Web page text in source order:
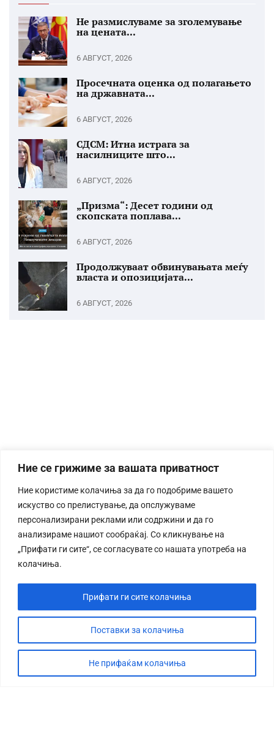
Ние се грижиме за вашата приватност
Ние користиме колачиња за да го подобриме вашето
искуство со прелистување, да опслужуваме
персонализирани реклами или содржини и да го
анализираме нашиот сообраќај. Со кликнување на
„Прифати ги сите“, се согласувате со нашата употреба на
колачиња.
Поставки за колачиња
Не прифаќам колачиња
Прифати ги сите колачиња
Не размислуваме за зголемување
на цената...
6 АВГУСТ, 2026
Просечната оценка од полагањето
на државната...
6 АВГУСТ, 2026
СДСМ: Итна истрага за
насилниците што...
6 АВГУСТ, 2026
„Призма“: Десет години од
скопската поплава...
6 АВГУСТ, 2026
Продолжуваат обвинувањата меѓу
власта и опозицијата...
6 АВГУСТ, 2026